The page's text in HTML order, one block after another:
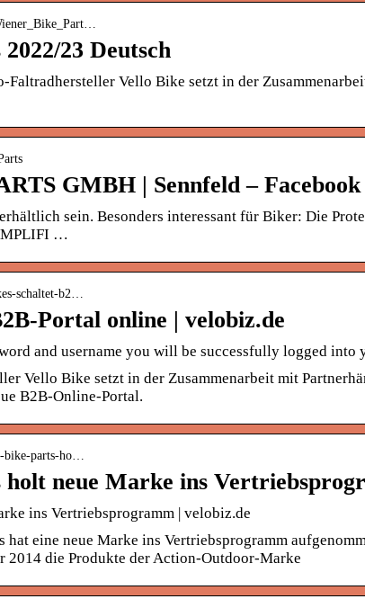
23 Deutsch
Vello Bike setzt in der
GMBH | Sennfeld – Facebook
sein. Besonders interessant für Biker: Die
…
schaltet-b2…
Portal online | velobiz.de
and username you will be successfully logged into
Vello Bike setzt in der Zusammenarbeit mit
B2B-Online-Portal.
bike-parts-ho…
neue Marke ins
ins Vertriebsprogramm | velobiz.de
hat eine neue Marke ins Vertriebsprogramm
2014 die Produkte der Action-Outdoor-Marke